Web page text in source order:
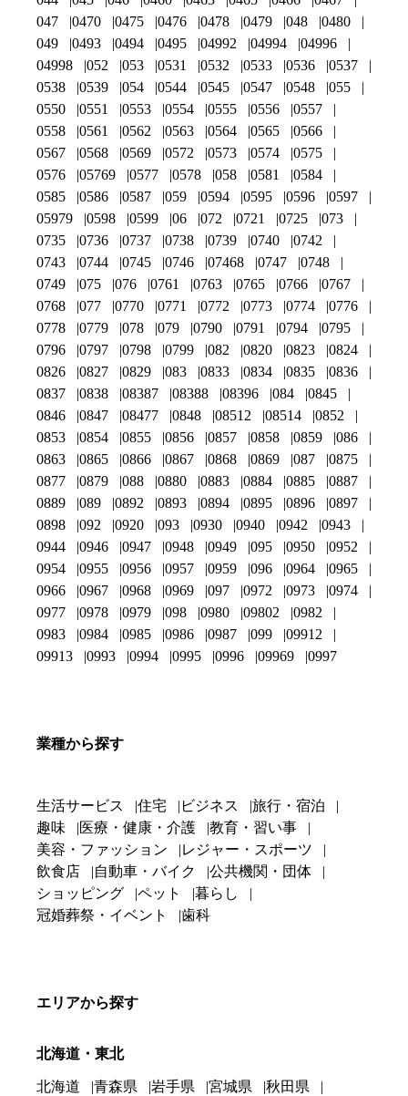
047
0470 0475 0476 0478 0479 048
0480
049
0493 0494 0495 04992 04994
04996
04998
052 053 0531 0532 0533 0536
0537
0538
0539 054 0544 0545 0547 0548
055
0550
0551 0553 0554 0555 0556
0557
0558
0561 0562 0563 0564 0565
0566
0567
0568 0569 0572 0573 0574
0575
0576
05769 0577 0578 058 0581
0584
0585
0586 0587 059 0594 0595 0596
0597
05979
0598 0599 06 072 0721 0725
073
0735
0736 0737 0738 0739 0740
0742
0743
0744 0745 0746 07468 0747
0748
0749
075 076 0761 0763 0765 0766
0767
0768
077 0770 0771 0772 0773 0774
0776
0778
0779 078 079 0790 0791 0794
0795
0796
0797 0798 0799 082 0820 0823
0824
0826
0827 0829 083 0833 0834 0835
0836
0837
0838 08387 08388 08396 084
0845
0846
0847 08477 0848 08512 08514
0852
0853
0854 0855 0856 0857 0858 0859
086
0863
0865 0866 0867 0868 0869 087
0875
0877
0879 088 0880 0883 0884 0885
0887
0889
089 0892 0893 0894 0895 0896
0897
0898
092 0920 093 0930 0940 0942
0943
0944
0946 0947 0948 0949 095 0950
0952
0954
0955 0956 0957 0959 096 0964
0965
0966
0967 0968 0969 097 0972 0973
0974
0977
0978 0979 098 0980 09802
0982
0983
0984 0985 0986 0987 099
09912
09913
0993 0994 0995 0996 09969 0997
業種から探す
生活サービス 住宅 ビジネス
旅行・宿泊
趣味
医療・健康・介護
教育・習い事
美容・ファッション
レジャー・スポーツ
飲食店
自動車・バイク
公共機関・団体
ショッピング
ペット
暮らし
冠婚葬祭・イベント
歯科
エリアから探す
北海道・東北
北海道 青森県 岩手県 宮城県
秋田県